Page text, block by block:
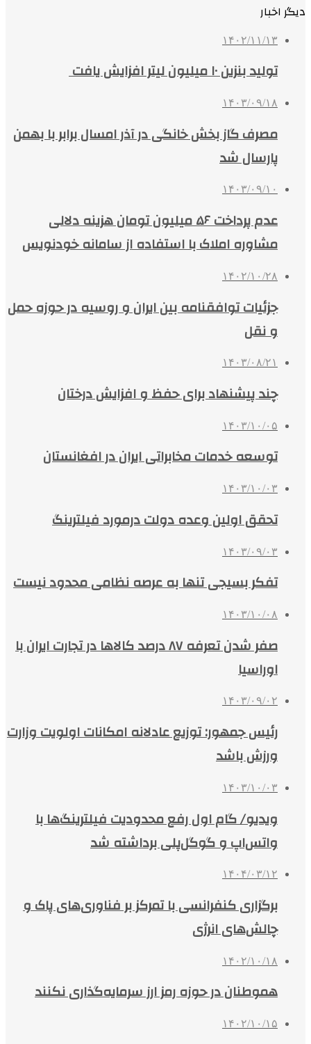
دیگر اخبار
۱۴۰۲/۱۱/۱۳
تولید بنزین ۱۰ میلیون لیتر افزایش یافت
۱۴۰۳/۰۹/۱۸
مصرف گاز بخش خانگی در آذر امسال برابر با بهمن
پارسال شد
۱۴۰۳/۰۹/۱۰
عدم پرداخت ۵۶ میلیون تومان هزینه دلالی
مشاوره املاک با استفاده از سامانه خودنویس
۱۴۰۲/۱۰/۲۸
جزئیات توافقنامه بین ایران و روسیه در حوزه حمل
و نقل
۱۴۰۳/۰۸/۲۱
چند پیشنهاد برای حفظ و افزایش درختان
۱۴۰۳/۱۰/۰۵
توسعه خدمات مخابراتی ایران در افغانستان
۱۴۰۳/۱۰/۰۳
تحقق اولین وعده دولت درمورد فیلترینگ
۱۴۰۳/۰۹/۰۳
تفکر بسیجی تنها به عرصه نظامی محدود نیست
۱۴۰۳/۱۰/۰۸
صفر شدن تعرفه ۸۷ درصد کالاها در تجارت ایران با
اوراسیا
۱۴۰۳/۰۹/۰۲
رئیس جمهور: توزیع عادلانه امکانات اولویت وزارت
ورزش باشد
۱۴۰۳/۱۰/۰۳
ویدیو/ گام اول رفع محدودیت فیلترینگ‌ها با
واتس‌اپ و گوگل‌پلی برداشته شد
۱۴۰۴/۰۳/۱۲
برگزاری کنفرانسی با تمرکز بر فناوری‌های پاک و
چالش‌های انرژی
۱۴۰۲/۱۰/۱۸
هموطنان در حوزه رمز ارز سرمایه‌گذاری نکنند
۱۴۰۲/۱۰/۱۵